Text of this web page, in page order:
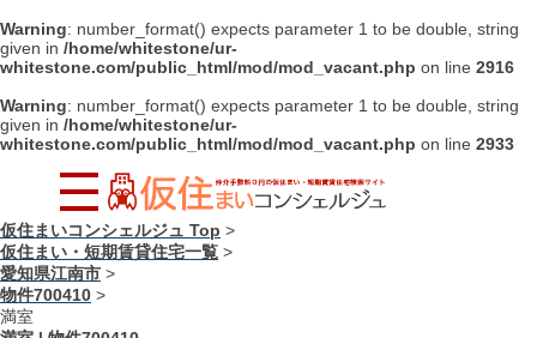
Warning: number_format() expects parameter 1 to be double, string
given in /home/whitestone/ur-
whitestone.com/public_html/mod/mod_vacant.php on line 2916
Warning: number_format() expects parameter 1 to be double, string
given in /home/whitestone/ur-
whitestone.com/public_html/mod/mod_vacant.php on line 2933
仮住まいコンシェルジュ Top >
仮住まい・短期賃貸住宅一覧 >
愛知県江南市 >
物件700410 >
満室